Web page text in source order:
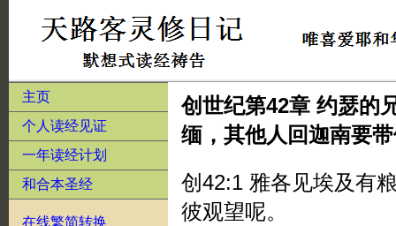
主页
个人读经见证
一年读经计划
和合本圣经
在线繁简转换
创世纪第42章 约瑟的
缅，其他人回迦南要
创42:1 雅各见埃及有
彼观望呢。